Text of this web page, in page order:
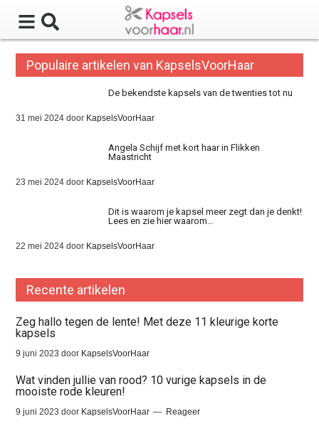
Populaire artikelen van KapselsVoorHaar
De bekendste kapsels van de twenties tot nu
31 mei 2024 door KapselsVoorHaar
Angela Schijf met kort haar in Flikken
Maastricht
23 mei 2024 door KapselsVoorHaar
Dit is waarom je kapsel meer zegt dan je denkt!
Lees en zie hier waarom…
22 mei 2024 door KapselsVoorHaar
Recente artikelen
Zeg hallo tegen de lente! Met deze 11 kleurige korte
kapsels
9 juni 2023 door KapselsVoorHaar
Wat vinden jullie van rood? 10 vurige kapsels in de
mooiste rode kleuren!
9 juni 2023 door KapselsVoorHaar Reageer